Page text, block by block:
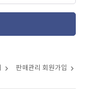
판매관리 회원가입